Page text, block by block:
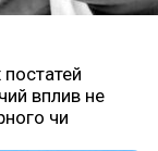
вплив не
чи